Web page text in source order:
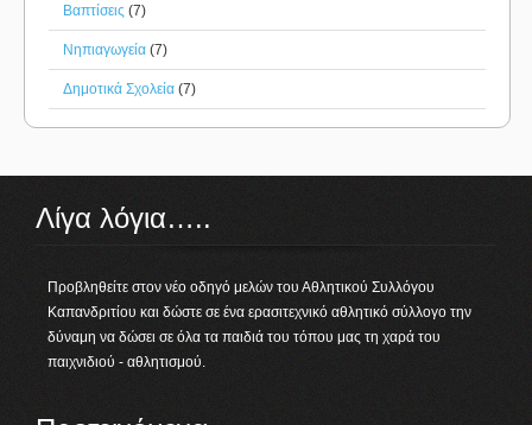
Βαπτίσεις (7)
Νηπιαγωγεία (7)
Δημοτικά Σχολεία (7)
Λίγα λόγια…..
Προβληθείτε στον νέο οδηγό μελών του Αθλητικού Συλλόγου
Καπανδριτίου και δώστε σε ένα ερασιτεχνικό αθλητικό σύλλογο την
δύναμη να δώσει σε όλα τα παιδιά του τόπου μας τη χαρά του
παιχνιδιού - αθλητισμού.